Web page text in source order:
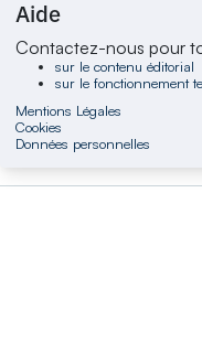
Aide
Contactez-nous pour
sur le contenu éditorial
sur le fonctionnement
Mentions Légales
Cookies
Données personnelles